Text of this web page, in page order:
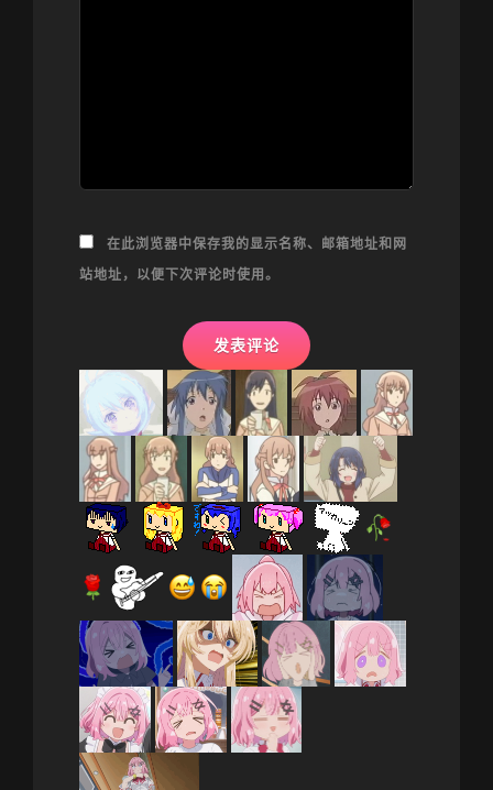
在此浏览器中保存我的显示名称、邮箱地址和网
站地址，以便下次评论时使用。